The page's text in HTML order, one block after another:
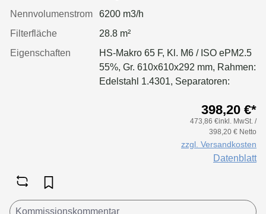
Nennvolumenstrom
6200 m3/h
Filterfläche
28.8 m²
Eigenschaften
HS-Makro 65 F, Kl. M6 / ISO ePM2.5
55%, Gr. 610x610x292 mm, Rahmen:
Edelstahl 1.4301, Separatoren:
Filter: Applikation für größere
Luftmenge, geringeren Druckverlust
398,20 €*
473,86 €inkl. MwSt. /
398,20 € Netto
zzgl. Versandkosten
Datenblatt